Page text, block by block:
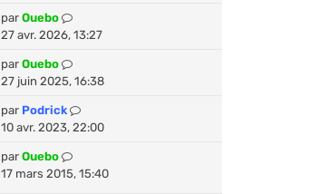
par Ouebo
27 avr. 2026, 13:27
par Ouebo
27 juin 2025, 16:38
par Podrick
10 avr. 2023, 22:00
par Ouebo
17 mars 2015, 15:40